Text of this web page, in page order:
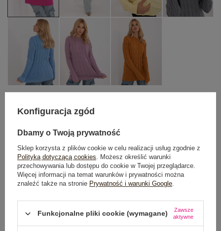
One size
Możesz kupić także poprzez:
Dostawaod 7,99 zł
Konfiguracja zgód
Dbamy o Twoją prywatność
Sklep korzysta z plików cookie w celu realizacji usług zgodnie z
Polityką dotyczącą cookies. Możesz określić warunki
przechowywania lub dostępu do cookie w Twojej przeglądarce.
Więcej informacji na temat warunków i prywatności można
znaleźć także na stronie Prywatność i warunki Google.
Funkcjonalne pliki cookie (wymagane)
Zawsze
aktywne